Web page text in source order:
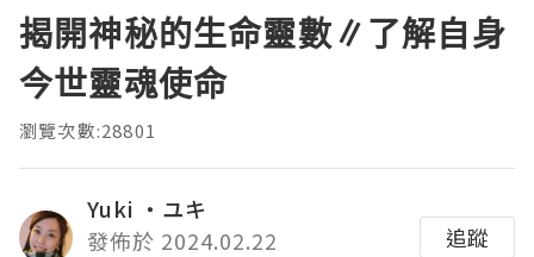
揭開神秘的生命靈數∥了解自身
今世靈魂使命
瀏覽次數:28801
Yuki ‧ユキ
發佈於 2024.02.22
追蹤